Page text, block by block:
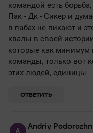
командой есть
Пак - Дк - Сикер и
в пабах не пикают и
квалы в своей
которые как минимум
команды, только вот
этих людей, единицы
ОТВЕТИТЬ
Andriy